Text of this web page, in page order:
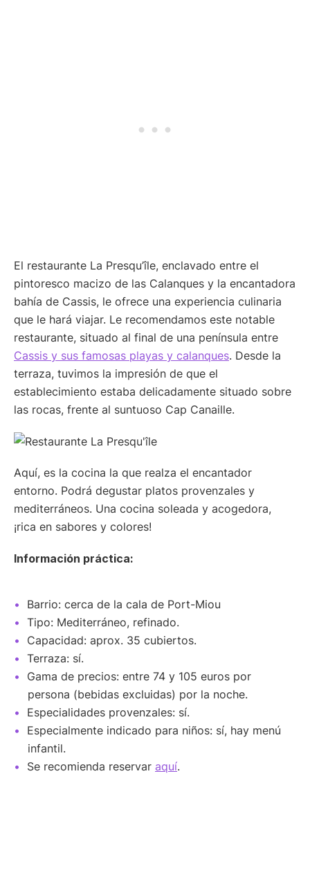
El restaurante La Presqu’île, enclavado entre el
pintoresco macizo de las Calanques y la encantadora
bahía de Cassis, le ofrece una experiencia culinaria
que le hará viajar. Le recomendamos este notable
restaurante, situado al final de una península entre
Cassis y sus famosas playas y calanques. Desde la
terraza, tuvimos la impresión de que el
establecimiento estaba delicadamente situado sobre
las rocas, frente al suntuoso Cap Canaille.
Aquí, es la cocina la que realza el encantador
entorno. Podrá degustar platos provenzales y
mediterráneos. Una cocina soleada y acogedora,
¡rica en sabores y colores!
Información práctica:
Barrio: cerca de la cala de Port-Miou
Tipo: Mediterráneo, refinado.
Capacidad: aprox. 35 cubiertos.
Terraza: sí.
Gama de precios: entre 74 y 105 euros por
persona (bebidas excluidas) por la noche.
Especialidades provenzales: sí.
Especialmente indicado para niños: sí, hay menú
infantil.
Se recomienda reservar aquí.